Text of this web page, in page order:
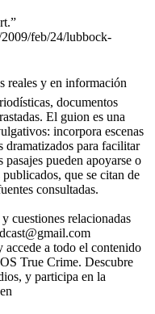
feb/24/lubbock-
reales y en información
documentos
El guion es una
incorpora escenas
dramatizados para facilitar
pueden apoyarse o
que se citan de
consultadas.
cuestiones relacionadas
accede a todo el contenido
True Crime. Descubre
y participa en la